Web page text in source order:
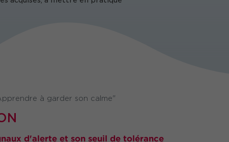
à garder son calme"
d'alerte et son seuil de tolérance